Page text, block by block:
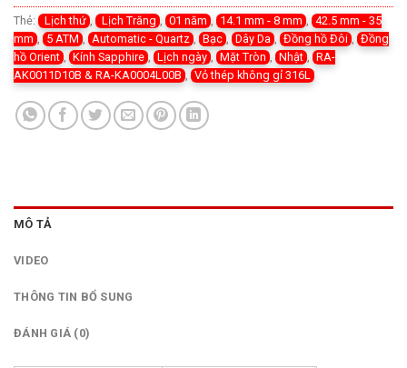
Thẻ: Lịch thứ Lịch Trăng 01 năm 14.1 mm - 8 mm
42.5 mm - 35
mm
5 ATM Automatic - Quartz Bạc Dây Da Đồng hồ Đôi
Đồng
hồ Orient
Kính Sapphire Lịch ngày Mặt Tròn Nhật
RA-
AK0011D10B & RA-KA0004L00B
Vỏ thép không gỉ 316L
MÔ TẢ
VIDEO
THÔNG TIN BỔ SUNG
ĐÁNH GIÁ (0)